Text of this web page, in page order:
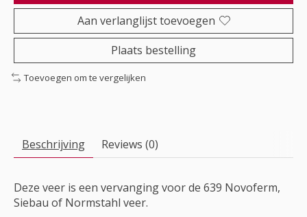
Aan verlanglijst toevoegen
Plaats bestelling
Toevoegen om te vergelijken
Beschrijving Reviews (0)
Deze veer is een vervanging voor de 639 Novoferm,
Siebau of Normstahl veer.